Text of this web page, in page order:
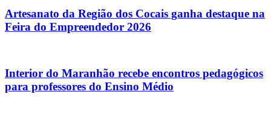
Artesanato da Região dos Cocais ganha destaque na
Feira do Empreendedor 2026
Interior do Maranhão recebe encontros pedagógicos
para professores do Ensino Médio